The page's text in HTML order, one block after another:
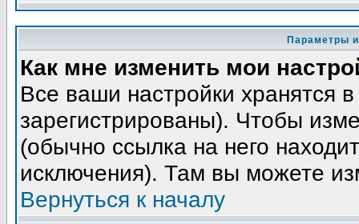
Параметры
Как мне изменить мои
Все ваши настройки хранятся
зарегистрированы). Чтобы
(обычно ссылка на него
исключения). Там вы можете
Вернуться к началу